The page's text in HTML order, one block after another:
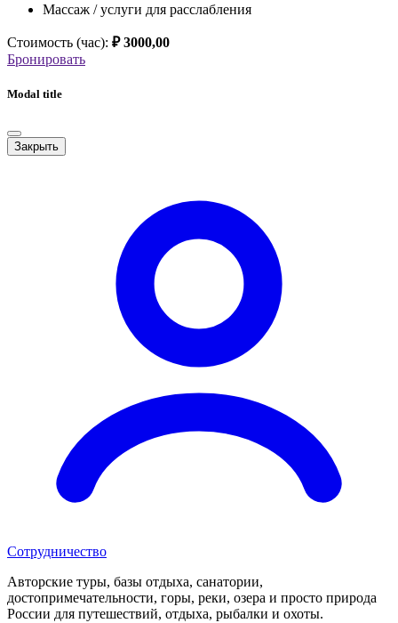
Массаж / услуги для расслабления
Стоимость (час): ₽ 3000,00
Бронировать
Modal title
Закрыть
Сотрудничество
Авторские туры, базы отдыха, санатории,
достопримечательности, горы, реки, озера и просто природа
России для путешествий, отдыха, рыбалки и охоты.